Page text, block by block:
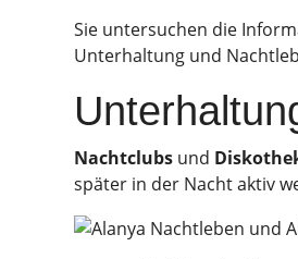
Sie untersuchen die
Unterhaltung und
Nachtclubs und
später in der Nacht aktiv